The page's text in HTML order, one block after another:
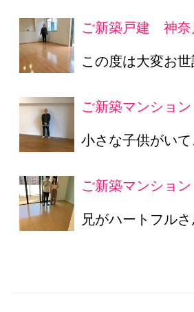
ご新築戸建 神
この度は大変お
ご新築マンショ
小さな子供がい
ご新築マンショ
兄がハートフル